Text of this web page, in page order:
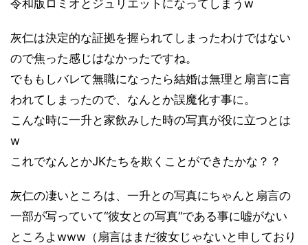
令和版ロミオとジュリエットになってしまうw
灰仁は決定的な証拠を握られてしまったわけではない
ので焦った感じはなかったですね。
でももしバレて無職になったら結婚は無理と扇言に言
われてしまったので、なんとか誤魔化す事に。
こんな時に一升と家飲みした時の写真が役に立つとは
w
これでなんとかJKたちを欺くことができたかな？？
灰仁の凄いところは、一升との写真にちゃんと扇言の
一部が写っていて“彼女との写真“である事に嘘がない
ところよ www （扇言はまだ彼女じゃないと申しており